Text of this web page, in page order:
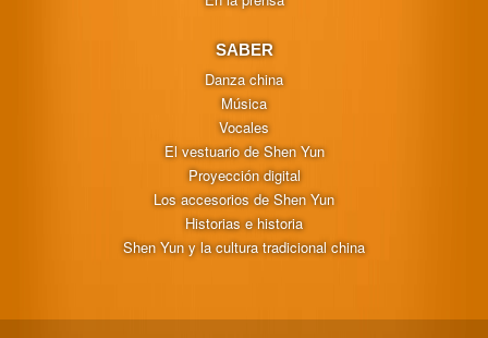
SABER
Danza china
Música
Vocales
El vestuario de Shen Yun
Proyección digital
Los accesorios de Shen Yun
Historias e historia
Shen Yun y la cultura tradicional china